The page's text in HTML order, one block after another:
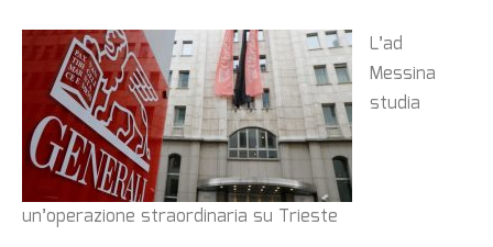
L’ad
Messina
studia
un’operazione straordinaria su Trieste